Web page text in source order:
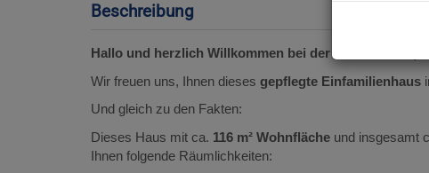
Beschreibung
Hallo und herzlich Willkommen bei der JA Maklerei :)
Wir freuen uns, Ihnen dieses gepflegte Einfamilienhaus
Und gleich zu den Fakten:
Dieses Haus mit ca. 116 m² Wohnfläche und insgesamt
Ihnen folgende Räumlichkeiten: